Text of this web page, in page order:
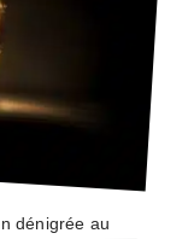
dénigrée au